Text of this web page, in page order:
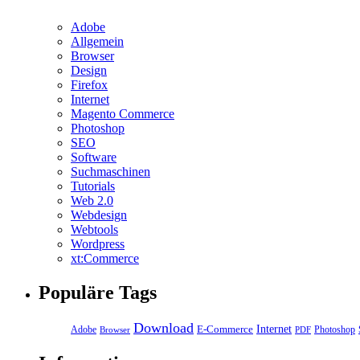
Adobe
Allgemein
Browser
Design
Firefox
Internet
Magento Commerce
Photoshop
SEO
Software
Suchmaschinen
Tutorials
Web 2.0
Webdesign
Webtools
Wordpress
xt:Commerce
Populäre Tags
Adobe Browser Download E-Commerce Internet PDF Photoshop